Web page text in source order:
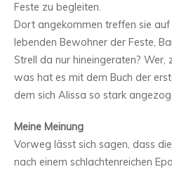
Feste zu begleiten.
Dort angekommen treffen sie auf
lebenden Bewohner der Feste,
Strell da nur hineingeraten? Wer,
was hat es mit dem Buch der
dem sich Alissa so stark
Meine Meinung
Vorweg lässt sich sagen, dass
nach einem schlachtenreichen